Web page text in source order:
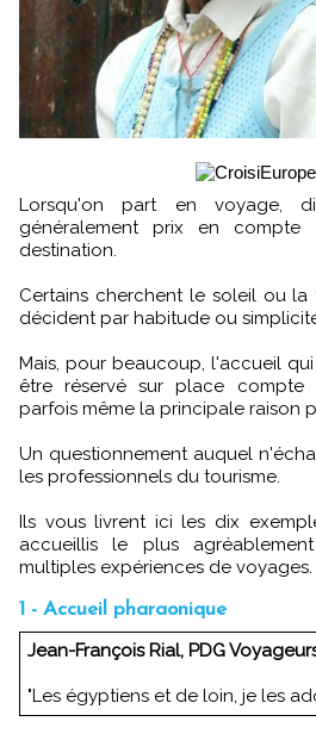
Lorsqu'on part en voyage, différents critères sont
généralement prix en
destination.
Certains cherchent le soleil ou
décident par habitude ou
Mais, pour beaucoup, l'accueil
être réservé sur place compte
parfois même la principale raison
Un questionnement auquel
les professionnels du tourisme.
Ils vous livrent ici les dix
accueillis le plus
multiples expériences de voyages.
1 - Accueil pharaonique
Jean-François Rial, PDG
"Les égyptiens et de loin, je les